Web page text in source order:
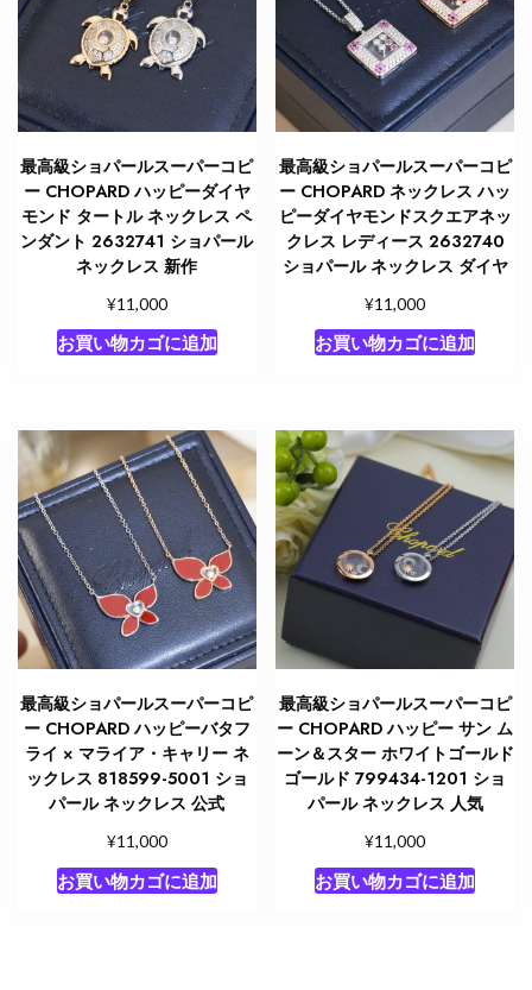
最高級ショパールスーパーコピ
ー CHOPARD ハッピーダイヤ
モンド タートル ネックレス ペ
ンダント 2632741 ショパール
ネックレス 新作
¥11,000
お買い物カゴに追加
最高級ショパールスーパーコピ
ー CHOPARD ネックレス ハッ
ピーダイヤモンドスクエアネッ
クレス レディース 2632740
ショパール ネックレス ダイヤ
¥11,000
お買い物カゴに追加
最高級ショパールスーパーコピ
ー CHOPARD ハッピーバタフ
ライ × マライア・キャリー ネ
ックレス 818599-5001 ショ
パール ネックレス 公式
¥11,000
お買い物カゴに追加
最高級ショパールスーパーコピ
ー CHOPARD ハッピー サン ム
ーン＆スター ホワイトゴールド
ゴールド 799434-1201 ショ
パール ネックレス 人気
¥11,000
お買い物カゴに追加